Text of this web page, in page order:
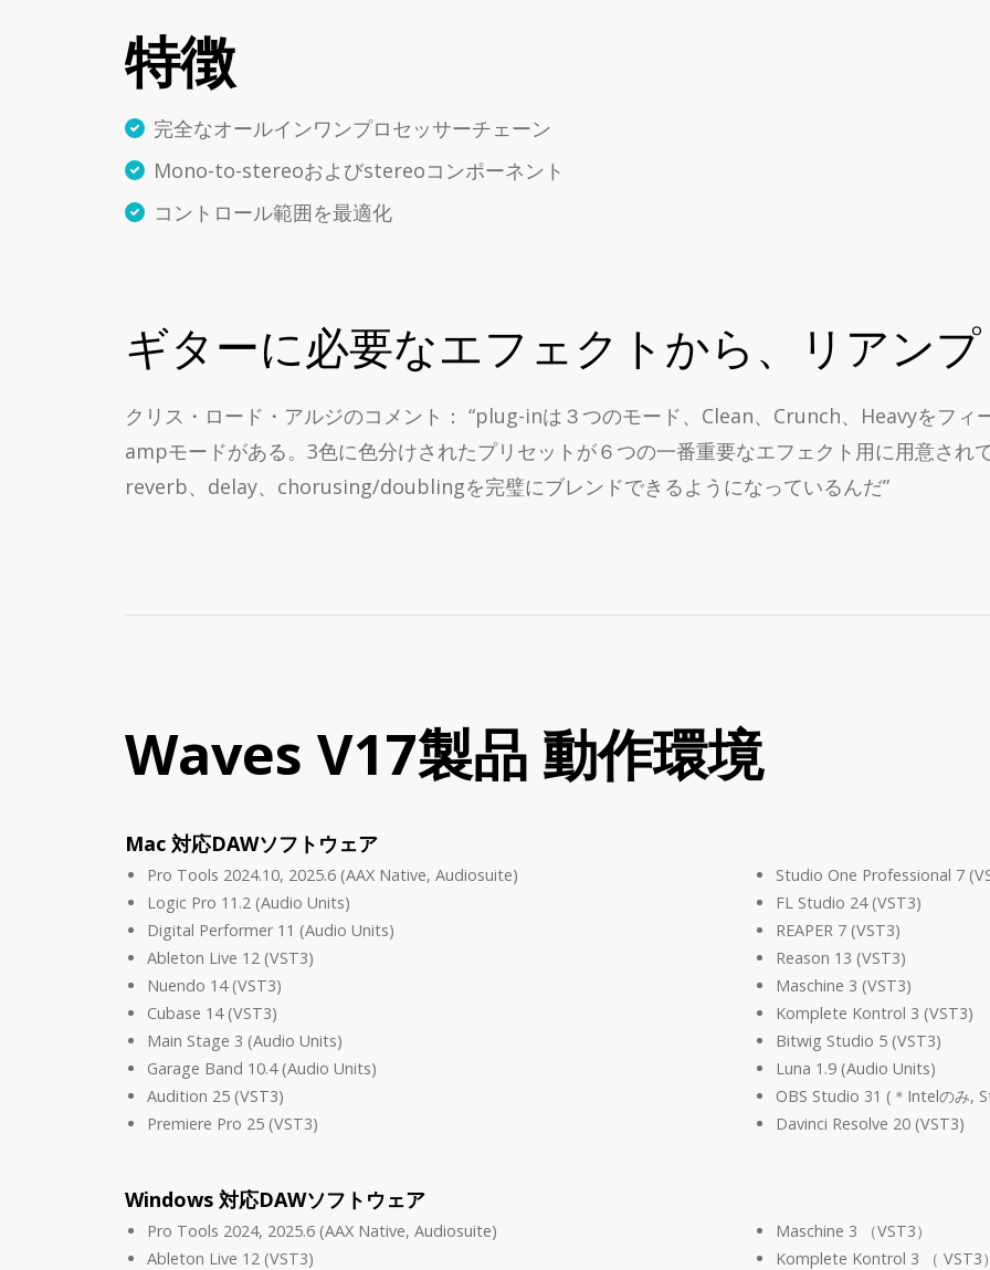
特徴
完全なオールインワンプロセッサーチェーン
Mono-to-stereoおよびstereoコンポーネント
コントロール範囲を最適化
ギターに必要なエフェクトから、リアン
クリス・ロード・アルジのコメント： “plug-inは３つのモード、Clean、Crunch、Heavyをフィ
ampモードがある。3色に色分けされたプリセットが６つの一番重要なエフェクト用に用意さ
reverb、delay、chorusing/doublingを完璧にブレンドできるようになっているんだ”
Waves V17製品 動作環境
Mac 対応DAWソフトウェア
Pro Tools 2024.10, 2025.6 (AAX Native, Audiosuite)
Logic Pro 11.2 (Audio Units)
Digital Performer 11 (Audio Units)
Ableton Live 12 (VST3)
Nuendo 14 (VST3)
Cubase 14 (VST3)
Main Stage 3 (Audio Units)
Garage Band 10.4 (Audio Units)
Audition 25 (VST3)
Premiere Pro 25 (VST3)
Studio One Professional 7
FL Studio 24 (VST3)
REAPER 7 (VST3)
Reason 13 (VST3)
Maschine 3 (VST3)
Komplete Kontrol 3 (VST3)
Bitwig Studio 5 (VST3)
Luna 1.9 (Audio Units)
OBS Studio 31 (＊Intelのみ,
Davinci Resolve 20 (VST3)
Windows 対応DAWソフトウェア
Pro Tools 2024, 2025.6 (AAX Native, Audiosuite)
Ableton Live 12 (VST3)
Maschine 3 （VST3）
Komplete Kontrol 3 （ VST3